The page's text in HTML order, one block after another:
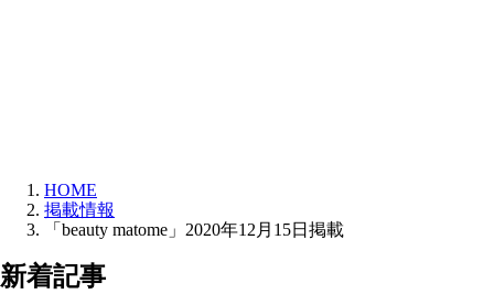
HOME
掲載情報
「beauty matome」2020年12月15日掲載
新着記事